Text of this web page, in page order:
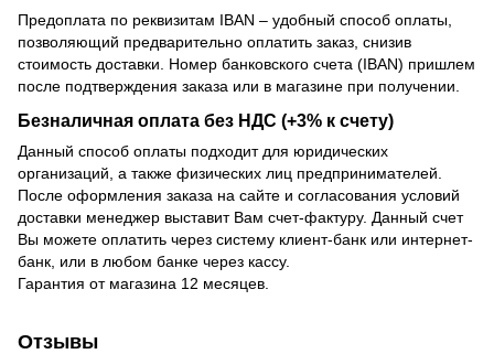
Предоплата по реквизитам IBAN – удобный способ оплаты,
позволяющий предварительно оплатить заказ, снизив
стоимость доставки. Номер банковского счета (IBAN) пришлем
после подтверждения заказа или в магазине при получении.
Безналичная оплата без НДС (+3% к счету)
Данный способ оплаты подходит для юридических
организаций, а также физических лиц предпринимателей.
После оформления заказа на сайте и согласования условий
доставки менеджер выставит Вам счет-фактуру. Данный счет
Вы можете оплатить через систему клиент-банк или интернет-
банк, или в любом банке через кассу.
Гарантия от магазина 12 месяцев.
Отзывы